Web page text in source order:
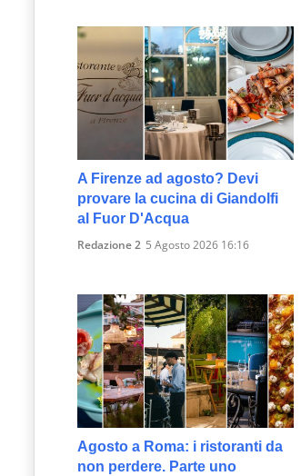
Horeca.
A Firenze ad agosto? Devi
provare la cucina di Giandolfi
al Fuor D'Acqua
Redazione 2 5 Agosto 2026 16:16
Agosto a Roma: i ristoranti da
non perdere. Parte uno